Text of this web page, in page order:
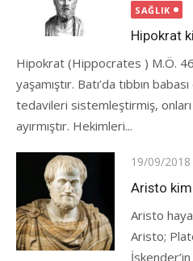
on
SAĞLIK
Hipokrat
Hipokrat (Hippocrates ) M.Ö.
yaşamıştır. Batı’da tıbbın
tedavileri sistemleştirmiş, onları
ayırmıştır. Hekimleri...
Posted
on
19/09/2018
Aristo
Aristo
Aristo;